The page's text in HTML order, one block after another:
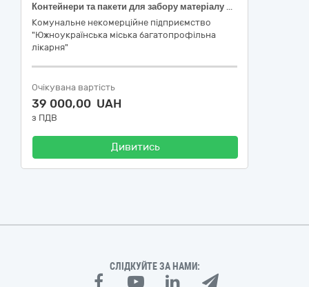
Контейнери та пакети для забору матеріалу для аналізів, дренажі та комплекти
Комунальне некомерційне підприємство
"Южноукраїнська міська багатопрофільна
лікарня"
Очікувана вартість
39 000,00 UAH
з ПДВ
Дивитись
СЛІДКУЙТЕ ЗА НАМИ: